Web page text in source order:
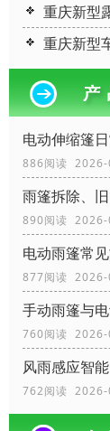
重庆新型
重庆新型
电动伸缩篷
886阅读
雨篷拆除、
890阅读
电动雨篷常
877阅读
手动雨篷与
760阅读
风雨感应智
762阅读